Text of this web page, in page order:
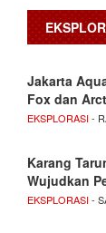
Jakarta
Fox dan
EKSPLORASI-
Karang
Wujudkan
EKSPLORASI-